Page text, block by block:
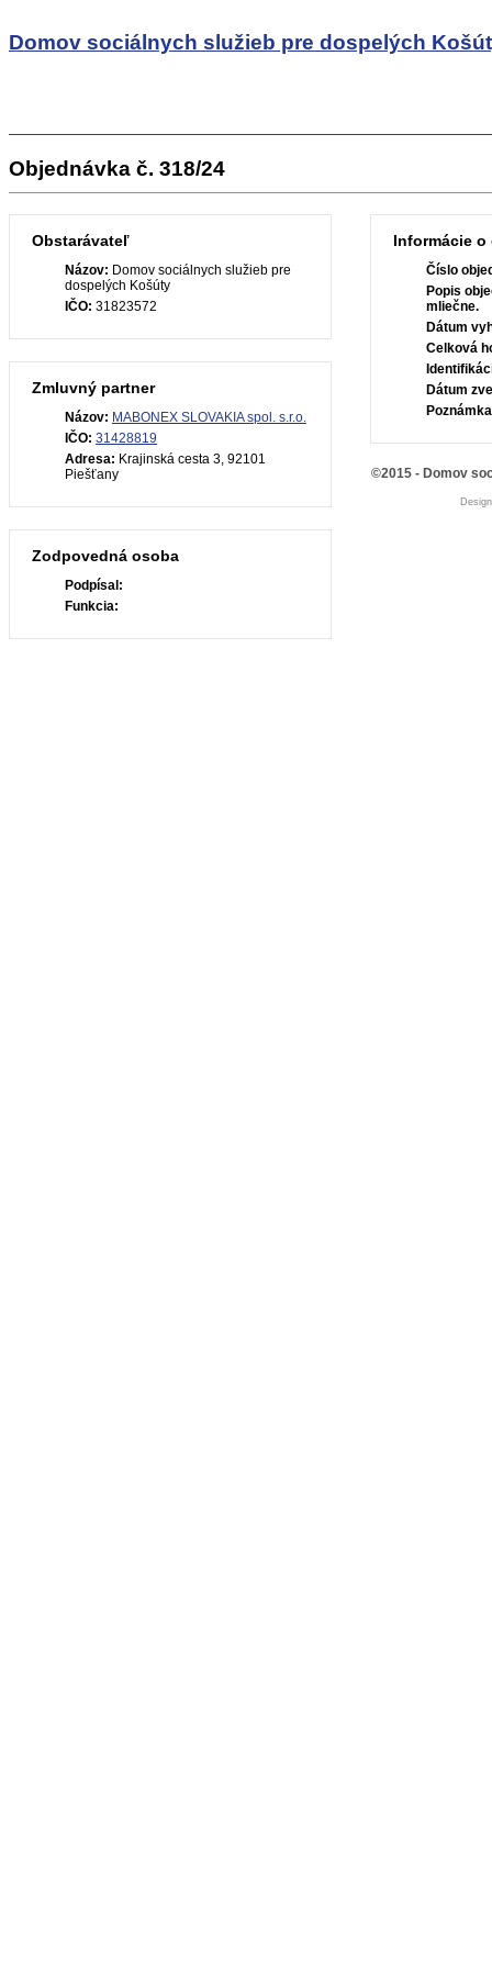
Domov sociálnych služieb pre dospelých
Objednávka č. 318/24
Obstarávateľ
Názov: Domov sociálnych služieb pre
dospelých Košúty
IČO: 31823572
Zmluvný partner
Názov: MABONEX SLOVAKIA spol. s.r.o.
IČO: 31428819
Adresa: Krajinská cesta 3, 92101
Piešťany
Zodpovedná osoba
Podpísal:
Funkcia:
Informácie
Číslo
Popis
mliečne.
Dátum
Celková
Dátum
©2015 - Domov